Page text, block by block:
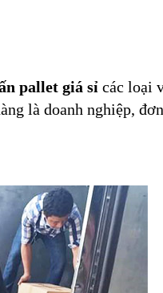
pallet giá sỉ các loại
là doanh nghiệp,